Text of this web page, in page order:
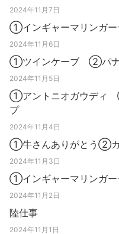
2024年11月7日
①インギャーマリンガ
2024年11月6日
①ツインケーブ ②パ
2024年11月5日
①アントニオガウデ
プ
2024年11月4日
①牛さんありがとう②
2024年11月3日
①インギャーマリンガ
2024年11月2日
陸仕事
2024年11月1日